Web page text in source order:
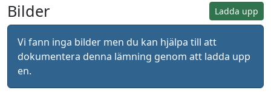
Ladda upp
Bilder
Vi fann inga bilder men du kan hjälpa till att
dokumentera denna lämning genom att ladda upp
en.